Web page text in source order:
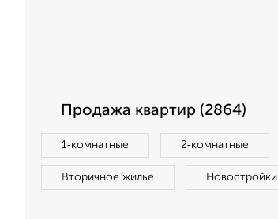
Продажа квартир (2864)
1‑комнатные 2‑комнатные
Вторичное жилье Новостройки